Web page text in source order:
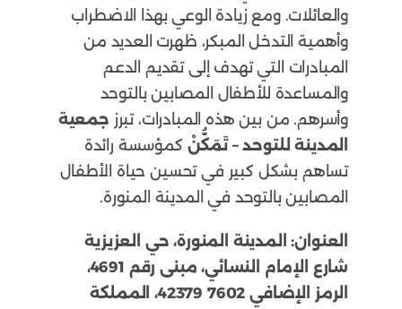
والعائلات. ومع زيادة الوعي بهذا الاضطراب
وأهمية التدخل المبكر، ظهرت العديد من
المبادرات التي تهدف إلى تقديم الدعم
والمساعدة للأطفال المصابين بالتوحد
وأسرهم. من بين هذه المبادرات، تبرز جمعية
المدينة للتوحد – تَمَكُّنْ كمؤسسة رائدة
تساهم بشكل كبير في تحسين حياة الأطفال
المصابين بالتوحد في المدينة المنورة.
العنوان: المدينة المنورة، حي العزيزية
شارع الإمام النسائي، مبنى رقم 4691،
الرمز الإضافي 7602 42379، المملكة